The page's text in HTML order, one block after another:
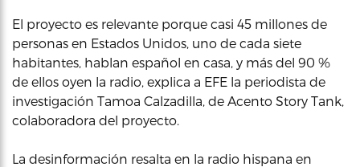
El proyecto es relevante porque casi 45 millones de
personas en Estados Unidos, uno de cada siete
habitantes, hablan español en casa, y más del 90 %
de ellos oyen la radio, explica a EFE la periodista de
investigación Tamoa Calzadilla, de Acento Story Tank,
colaboradora del proyecto.
La desinformación resalta en la radio hispana en